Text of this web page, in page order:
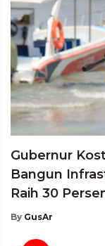
Gubernur
Bangun
Raih 30
By GusAr